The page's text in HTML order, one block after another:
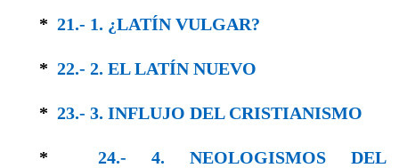
* 21.- 1. ¿LATÍN VULGAR?
* 22.- 2. EL LATÍN NUEVO
* 23.- 3. INFLUJO DEL CRISTIANISMO
* 24.- 4. NEOLOGISMOS DEL